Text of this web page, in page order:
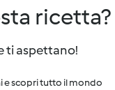
ricetta?
ti aspettano!
e scopri tutto il mondo